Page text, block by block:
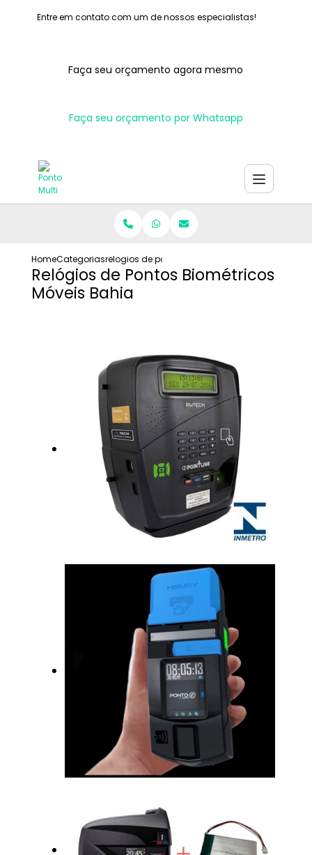
Entre em contato com um de nossos especialistas!
Faça seu orçamento agora mesmo
Faça seu orçamento por Whatsapp
HomeCategoriasrelogios de pontos biometricos moveis bahia
Relógios de Pontos Biométricos
Móveis Bahia